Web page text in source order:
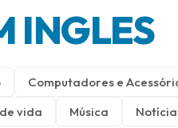
INGLES
Computadores e
vida Música